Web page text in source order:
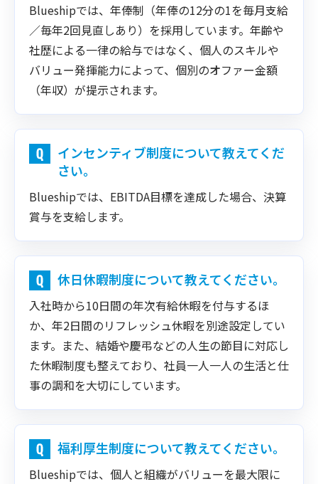
Blueshipでは、年俸制（年俸の12分の1を毎月支給
／毎年2回見直しあり）を採用しています。年齢や
社歴による一律の給与ではなく、個人のスキルや
バリュー発揮能力によって、個別のオファー金額
（年収）が提示されます。
インセンティブ制度について教えてくだ
さい。
Blueshipでは、EBITDA目標を達成した場合、決算
賞与を支給します。
休日休暇制度について教えてください。
入社時から10日間の年次有給休暇を付与するほ
か、年2日間のリフレッシュ休暇を別途設定してい
ます。また、結婚や慶弔などの人生の節目に対応し
た休暇制度も整えており、社員一人一人の生活と仕
事の調和を大切にしています。
福利厚生制度について教えてください。
Blueshipでは、個人と組織がバリューを最大限に